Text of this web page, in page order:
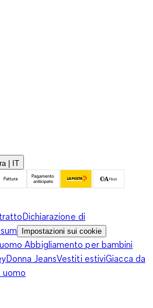
| IT
Dichiarazione di
Impostazioni sui cookie
Abbigliamento per bambini
Donna JeansVestiti estiviGiacca da
uomo